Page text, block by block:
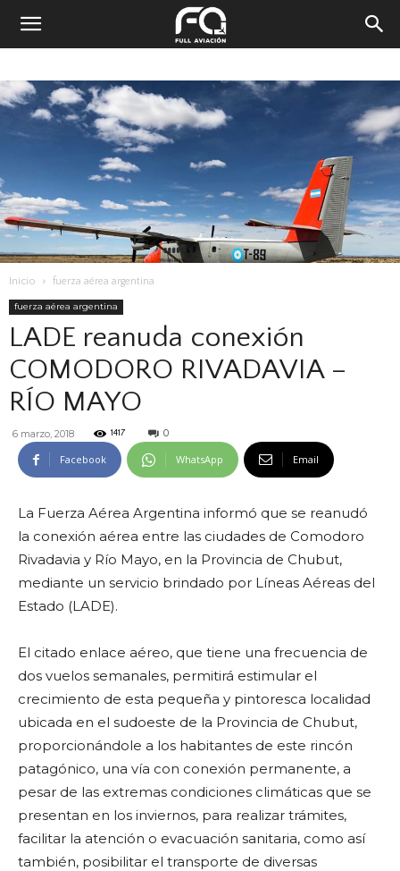
Inicio fuerza aérea argentina
fuerza aérea argentina
LADE reanuda conexión
COMODORO RIVADAVIA –
RÍO MAYO
6 marzo, 2018 1417 0
Facebook WhatsApp Email
La Fuerza Aérea Argentina informó que se reanudó
la conexión aérea entre las ciudades de Comodoro
Rivadavia y Río Mayo, en la Provincia de Chubut,
mediante un servicio brindado por Líneas Aéreas del
Estado (LADE).
El citado enlace aéreo, que tiene una frecuencia de
dos vuelos semanales, permitirá estimular el
crecimiento de esta pequeña y pintoresca localidad
ubicada en el sudoeste de la Provincia de Chubut,
proporcionándole a los habitantes de este rincón
patagónico, una vía con conexión permanente, a
pesar de las extremas condiciones climáticas que se
presentan en los inviernos, para realizar trámites,
facilitar la atención o evacuación sanitaria, como así
también, posibilitar el transporte de diversas